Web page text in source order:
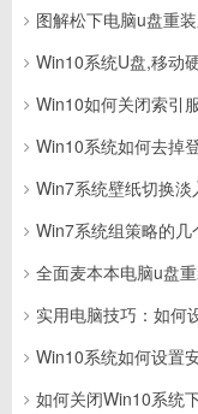
图解松下电脑u盘重
Win10系统U盘,移动
Win10如何关闭索引
Win10系统如何去掉
Win7系统壁纸切换
Win7系统组策略的
全面麦本本电脑u盘
实用电脑技巧：如何设
Win10系统如何设置
如何关闭Win10系统